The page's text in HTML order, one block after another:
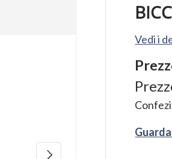
Avanti
Vedi i